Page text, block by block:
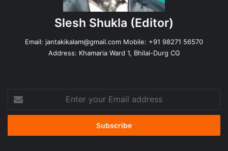
Slesh Shukla (Editor)
Email: jantakikalam@gmail.com Mobile: +91 98271 56570
Address: Khamaria Ward 1, Bhilai-Durg CG
your
Email